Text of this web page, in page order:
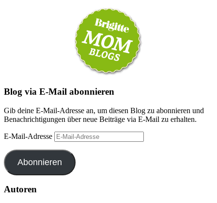
Blog via E-Mail abonnieren
Gib deine E-Mail-Adresse an, um diesen Blog zu abonnieren und
Benachrichtigungen über neue Beiträge via E-Mail zu erhalten.
E-Mail-Adresse
Abonnieren
Autoren